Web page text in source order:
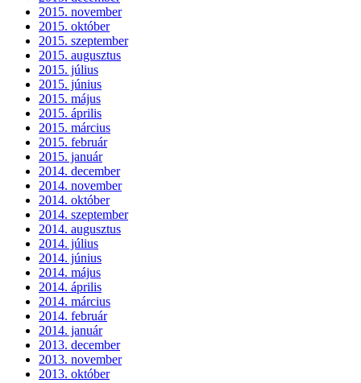
2015. november
2015. október
2015. szeptember
2015. augusztus
2015. július
2015. június
2015. május
2015. április
2015. március
2015. február
2015. január
2014. december
2014. november
2014. október
2014. szeptember
2014. augusztus
2014. július
2014. június
2014. május
2014. április
2014. március
2014. február
2014. január
2013. december
2013. november
2013. október